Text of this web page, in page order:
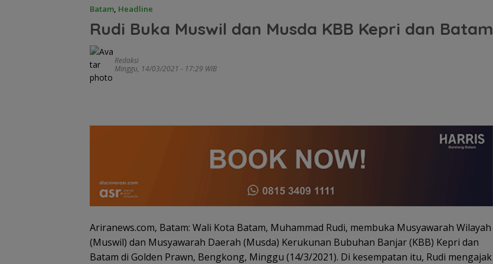
Batam, Headline
Rudi Buka Muswil dan Musda KBB Kepri dan Batam
Redaksi
Minggu, 14/03/2021 - 17:29 WIB
Ariranews.com, Batam: Wali Kota Batam, Muhammad Rudi, membuka Musyawarah Wilayah
(Muswil) dan Musyawarah Daerah (Musda) Kerukunan Bubuhan Banjar (KBB) Kepri dan
Batam di Golden Prawn, Bengkong, Minggu (14/3/2021). Di kesempatan itu, Rudi mengajak